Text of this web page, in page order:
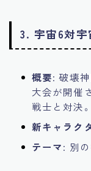
3. 宇宙6対宇
概要: 破壊
大会が開催
戦士と対決。
新キャラク
テーマ: 別